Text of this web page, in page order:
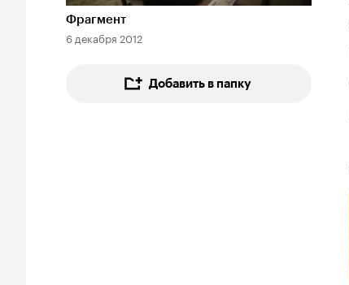
Длительность 7 мин
Фрагмент
6 декабря 2012
Добавить в папку